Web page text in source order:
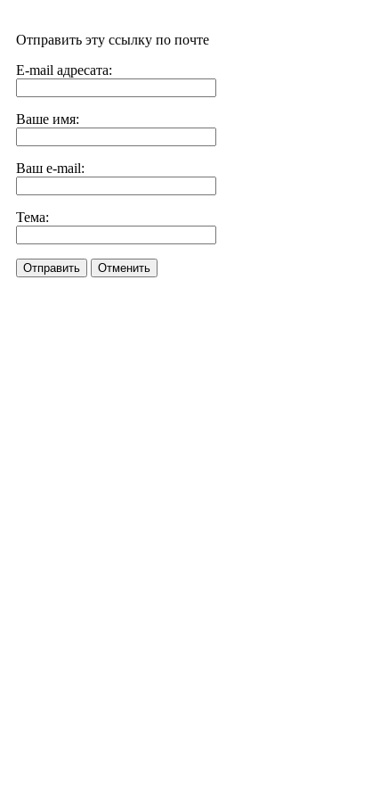
Отправить эту ссылку по почте
E-mail адресата:
Ваше имя:
Ваш e-mail:
Тема:
Отправить Отменить